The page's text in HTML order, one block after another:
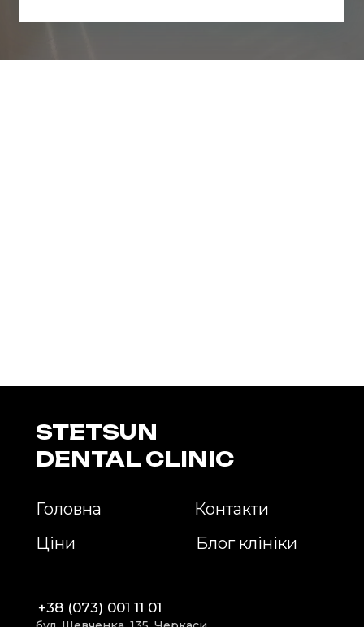
Головна
Ціни
Контакти
+38 (073) 001 11 01
STETSUN
DENTAL CLINIC
Блог клініки